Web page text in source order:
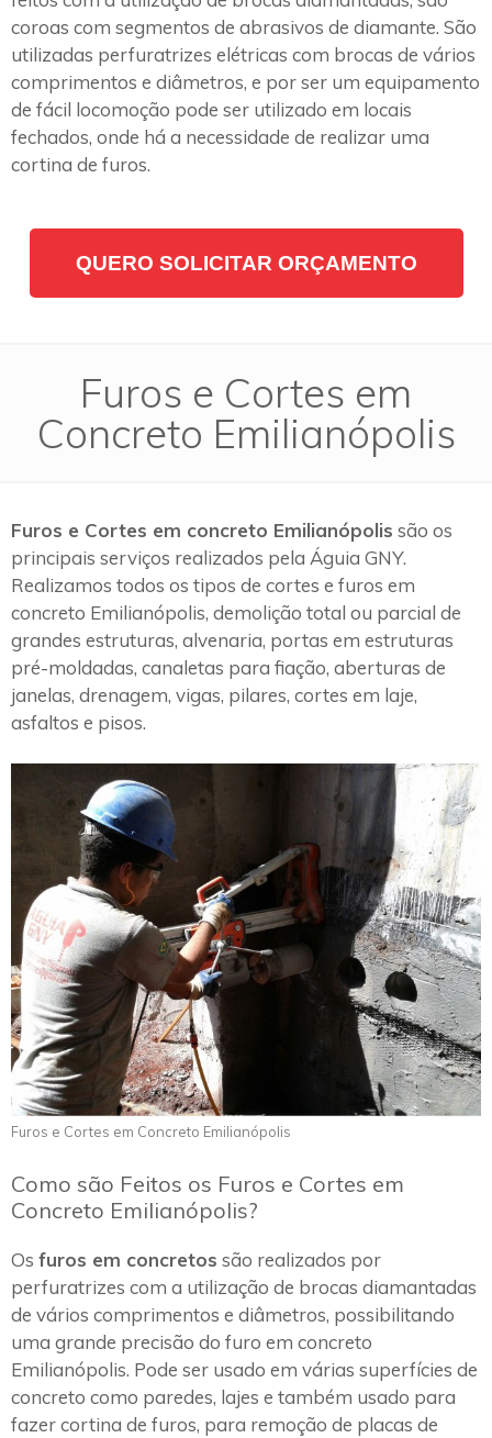
coroas com segmentos de abrasivos de diamante. São
utilizadas perfuratrizes elétricas com brocas de vários
comprimentos e diâmetros, e por ser um equipamento
de fácil locomoção pode ser utilizado em locais
fechados, onde há a necessidade de realizar uma
cortina de furos.
QUERO SOLICITAR ORÇAMENTO
Furos e Cortes em
Concreto Emilianópolis
Furos e Cortes em concreto Emilianópolis são os
principais serviços realizados pela Águia GNY.
Realizamos todos os tipos de cortes e furos em
concreto Emilianópolis, demolição total ou parcial de
grandes estruturas, alvenaria, portas em estruturas
pré-moldadas, canaletas para fiação, aberturas de
janelas, drenagem, vigas, pilares, cortes em laje,
asfaltos e pisos.
Furos e Cortes em Concreto Emilianópolis
Como são Feitos os Furos e Cortes em
Concreto Emilianópolis?
Os furos em concretos são realizados por
perfuratrizes com a utilização de brocas diamantadas
de vários comprimentos e diâmetros, possibilitando
uma grande precisão do furo em concreto
Emilianópolis. Pode ser usado em várias superfícies de
concreto como paredes, lajes e também usado para
fazer cortina de furos, para remoção de placas de